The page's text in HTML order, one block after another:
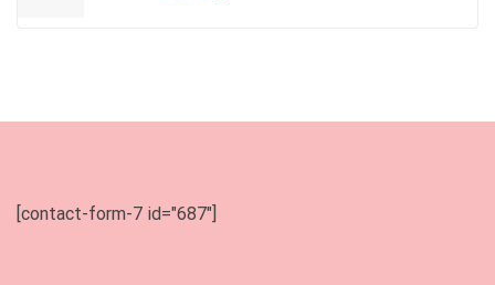
[contact-form-7 id="687"]